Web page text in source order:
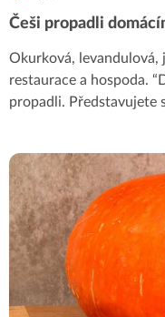
Češi propadli
Okurková, levandulová,
restaurace a hospoda.
propadli. Představujete